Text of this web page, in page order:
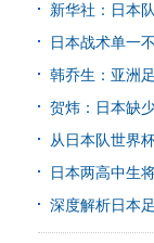
新华社：日本
日本战术单一
韩乔生：亚洲
贺炜：日本缺
从日本队世界
日本两高中生
深度解析日本